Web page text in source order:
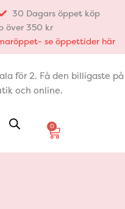
30 Dagars öppet köp
över 350 kr
se öppettider här
för 2. Få den billigaste på
och online.
0
Varukorg